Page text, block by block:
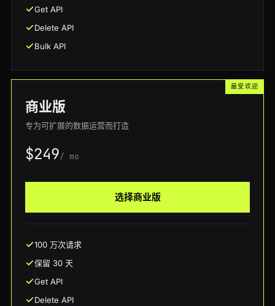
Get API
Delete API
Bulk API
最受欢迎
商业版
专为可扩展的数据运营而打造
$249/ mo
选择商业版
100 万次请求
保留 30 天
Get API
Delete API